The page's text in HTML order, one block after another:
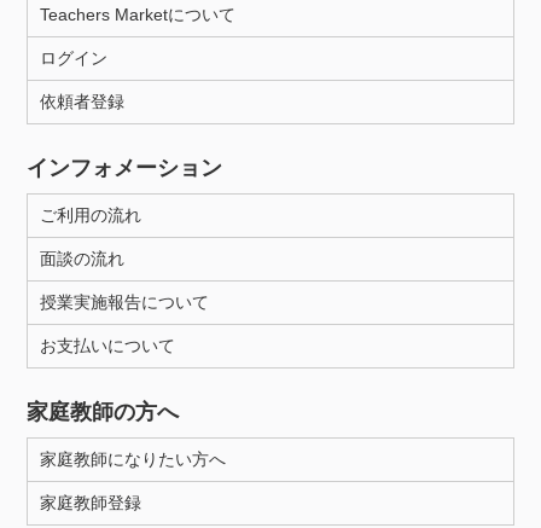
Teachers Marketについて
ログイン
依頼者登録
インフォメーション
ご利用の流れ
面談の流れ
授業実施報告について
お支払いについて
家庭教師の方へ
家庭教師になりたい方へ
家庭教師登録